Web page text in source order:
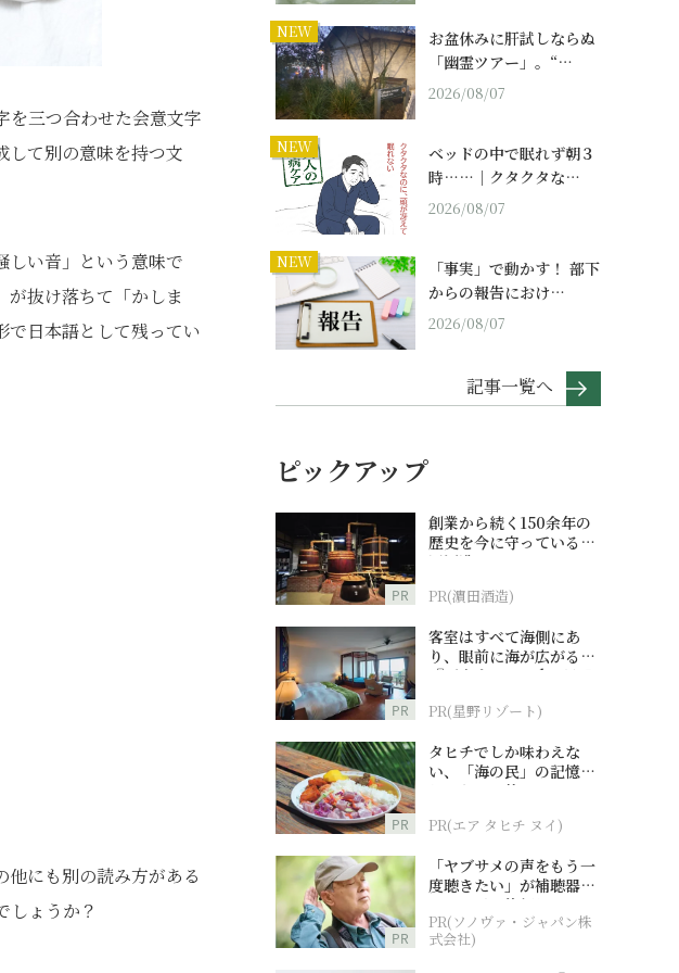
を三つ合わせた会意文字
して別の意味を持つ文
しい音」という意味で
が抜け落ちて「かしま
で日本語として残ってい
他にも別の読み方がある
ょうか？
NEW
お盆休みに肝試しならぬ
「幽霊ツアー」。“…
2026/08/07
NEW
ベッドの中で眠れず朝３
時……｜クタクタな…
2026/08/07
NEW
「事実」で動かす！ 部下
からの報告におけ…
2026/08/07
記事一覧へ
ピックアップ
PR
創業から続く150余年の
歴史を今に守っている濵
田酒造
PR(濵田酒造)
PR
客室はすべて海側にあ
り、眼前に海が広がる
『西表島ホテル by 星野
PR(星野リゾート)
PR
タヒチでしか味わえな
い、「海の民」の記憶へ
とつながる旅
PR(エア タヒチ ヌイ)
PR
「ヤブサメの声をもう一
度聴きたい」が補聴器チ
ャレンジの後押しに
PR(ソノヴァ・ジャパン株
式会社)